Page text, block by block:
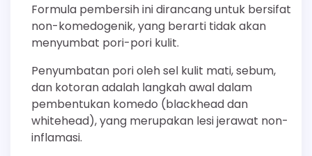
Formula pembersih ini dirancang untuk bersifat
non-komedogenik, yang berarti tidak akan
menyumbat pori-pori kulit.
Penyumbatan pori oleh sel kulit mati, sebum,
dan kotoran adalah langkah awal dalam
pembentukan komedo (blackhead dan
whitehead), yang merupakan lesi jerawat non-
inflamasi.